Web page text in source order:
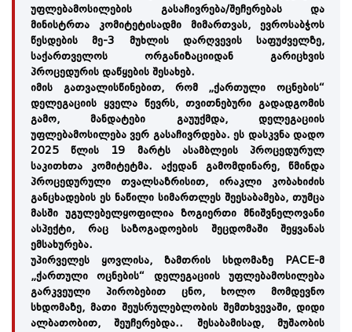
უფლებამოსილების გასაჩივრება/შეჩერებას და
მინისტრთა კომიტეტისადმი მიმართვას, ევროსაბჭოს
წესდების მე-3 მუხლის დარღვევის საფუძველზე,
საქართველოს ორგანიზაციიდან გარიცხვის
პროცედურის დაწყების შესახებ.
იმის გათვალისწინებით, რომ „ქართული ოცნების“
დელეგაციის ყველა წევრს, თვითნებური გადადგომის
გამო, მანდატები გაუუქმდა, დელეგაციის
უფლებამოსილება ვერ გასაჩივრდება. ეს დასკვნა დადო
2025 წლის 19 მარტს ასამბლეის პროცედურულ
საკითხთა კომიტეტმა. აქედან გამომდინარე, წმინდა
პროცედურული თვალსაზრისით, ირაკლი კობახიძის
განცხადების ეს ნაწილი სიმართლეს შეესაბამება, თუმცა
მასში უგულებელყოფილია ზოგიერთი მნიშვნელოვანი
ასპექტი, რაც საზოგადოების შეცდომაში შეყვანას
ემსახურება.
უპირველეს ყოვლისა, ზამთრის სხდომაზე PACE-მ
„ქართული ოცნების“ დელეგაციის უფლებამოსილება
გარკვეული პირობებით ცნო, ხოლო მომდევნო
სხდომაზე, მათი შეუსრულებლობის შემთხვევაში, დიდი
ალბათობით, შეუჩერებდა.. შესაბამისად, მუშაობის